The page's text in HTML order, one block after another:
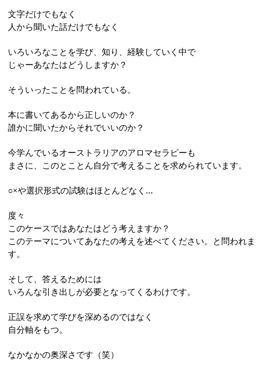
文字だけでもなく
人から聞いた話だけでもなく
いろいろなことを学び、知り、経験していく中で
じゃーあなたはどうしますか？
そういったことを問われている。
本に書いてあるから正しいのか？
誰かに聞いたからそれでいいのか？
今学んでいるオーストラリアのアロマセラピーも
まさに、このとことん自分で考えることを求められています。
○×や選択形式の試験はほとんどなく…
度々
このケースではあなたはどう考えますか？
このテーマについてあなたの考えを述べてください。と問われま
す。
そして、答えるためには
いろんな引き出しが必要となってくるわけです。
正誤を求めて学びを深めるのではなく
自分軸をもつ。
なかなかの奥深さです（笑）